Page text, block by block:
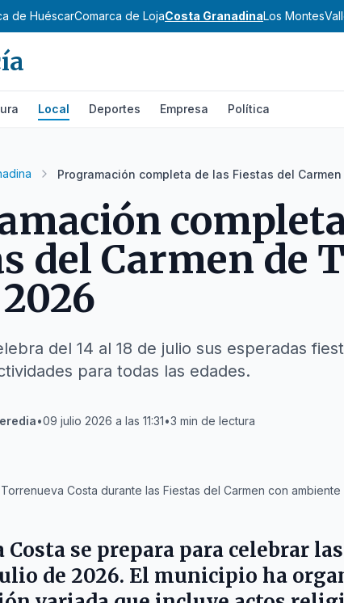
de HuéscarComarca de LojaCosta GranadinaLos Montes
Local Deportes Empresa Política
Programación completa de las Fiestas del
del Carmen de
del 14 al 18 de julio sus esperadas
para todas las edades.
•09 julio 2026 a las 11:31•3 min de lectura
Costa durante las Fiestas del Carmen con ambiente
Costa se prepara para celebrar
de 2026. El municipio ha